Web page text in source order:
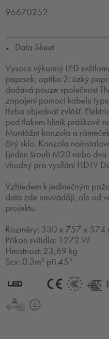
96670252
▼
Data Sheet
Vysoce výkonný LED
paprsek; optika 2: úzký
dodává pouze společnost
zapojení pomocí kabelu
třeba objednat zvlášť.
pod tlakem hliník práškově
Montážní konzola a
čirý sklo. Konzola
(jeden šroub M20 nebo
vhodný pro vysílání HDTV
Vzhledem k jedinečným
data zde neuvádějí, ale od
projektu.
Rozměry: 530 x 757 x 574
Příkon svítidla: 1272 W
Hmotnost: 23,69 kg
Scx: 0.3m² při 45°